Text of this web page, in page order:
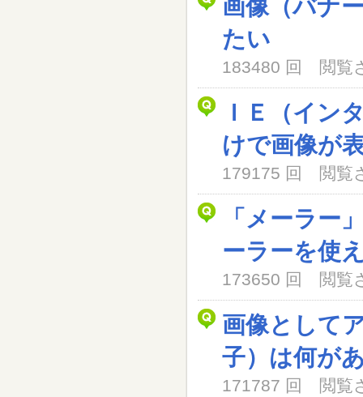
画像（バナ
たい
183480 回 閲覧
ＩＥ（イン
けで画像が
179175 回 閲覧
「メーラー
ーラーを使
173650 回 閲覧
画像として
子）は何が
171787 回 閲覧